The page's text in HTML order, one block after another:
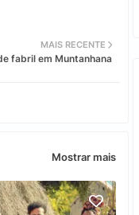
MAIS RECENTE
fabril em Muntanhana
Mostrar mais